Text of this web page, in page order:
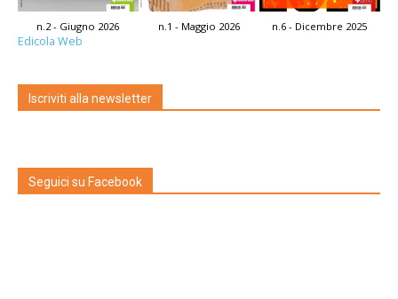
n.2 - Giugno 2026 n.1 - Maggio 2026 n.6 - Dicembre 2025
Edicola Web
Iscriviti alla newsletter
Seguici su Facebook